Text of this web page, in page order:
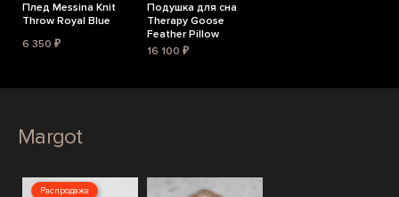
Плед Messina Knit
Throw Royal Blue
6 350 ₽
Подушка для сна
Therapy Goose
Feather Pillow
16 100 ₽
Margot
Распродажа